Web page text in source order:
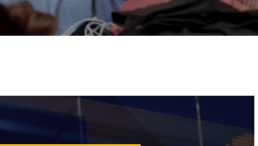
Immagine